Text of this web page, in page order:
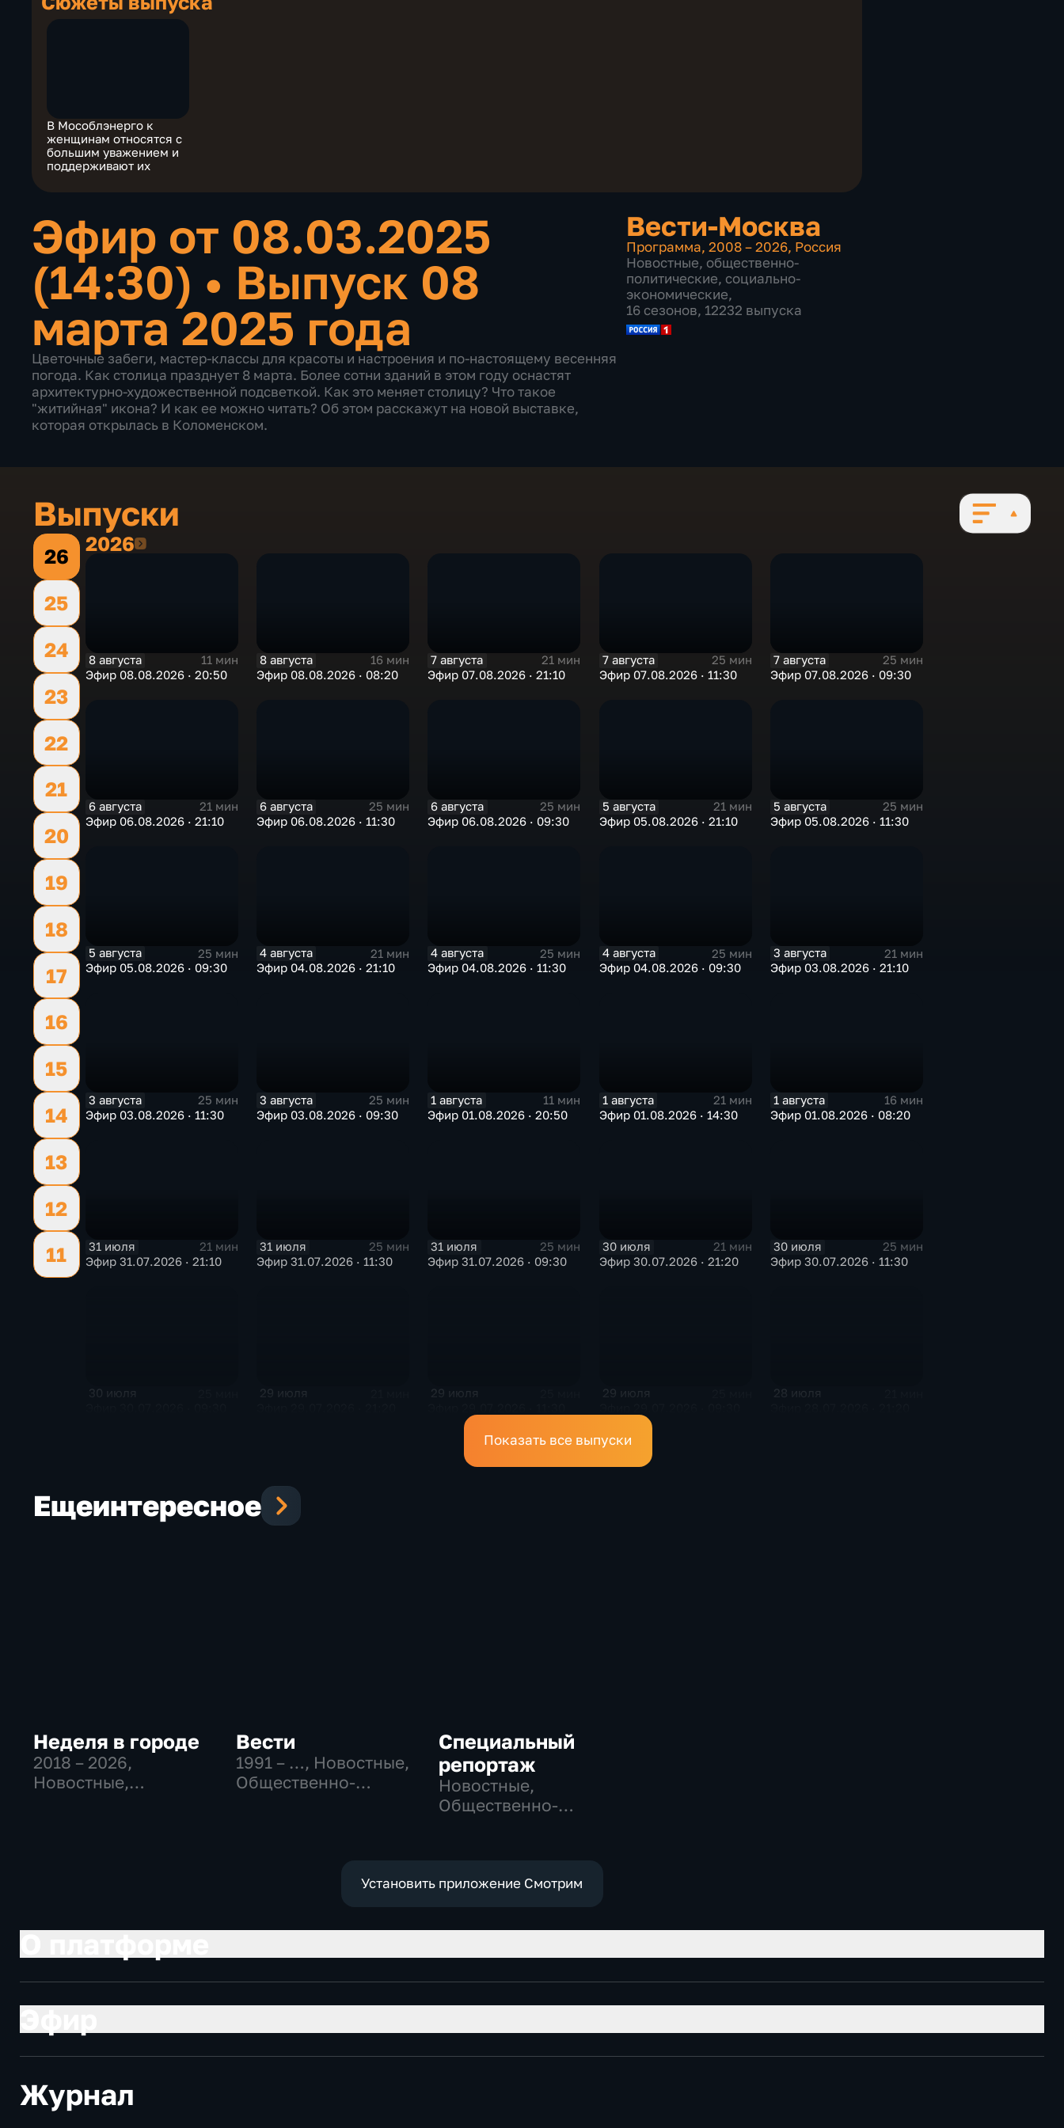
В Мособлэнерго к
женщинам относятся с
большим уважением и
поддерживают их
Эфир от 08.03.2025
(14:30) • Выпуск 08
марта 2025 года
Цветочные забеги, мастер-классы для красоты и настроения и по-настоящему весенняя
погода. Как столица празднует 8 марта. Более сотни зданий в этом году оснастят
архитектурно-художественной подсветкой. Как это меняет столицу? Что такое
"житийная" икона? И как ее можно читать? Об этом расскажут на новой выставке,
которая открылась в Коломенском.
Вести-Москва
Программа, 2008 – 2026, Россия
Новостные, общественно-
политические, социально-
экономические,
16 сезонов, 12232 выпуска
Выпуски
26
25
24
23
22
21
20
19
18
17
16
15
14
13
12
11
20262026
8 августа
11 мин
Эфир 08.08.2026 · 20:50
8 августа
16 мин
Эфир 08.08.2026 · 08:20
7 августа
21 мин
Эфир 07.08.2026 · 21:10
7 августа
25 мин
Эфир 07.08.2026 · 11:30
7 августа
25 мин
Эфир 07.08.2026 · 09:30
6 августа
21 мин
Эфир 06.08.2026 · 21:10
6 августа
25 мин
Эфир 06.08.2026 · 11:30
6 августа
25 мин
Эфир 06.08.2026 · 09:30
5 августа
21 мин
Эфир 05.08.2026 · 21:10
5 августа
25 мин
Эфир 05.08.2026 · 11:30
5 августа
25 мин
Эфир 05.08.2026 · 09:30
4 августа
21 мин
Эфир 04.08.2026 · 21:10
4 августа
25 мин
Эфир 04.08.2026 · 11:30
4 августа
25 мин
Эфир 04.08.2026 · 09:30
3 августа
21 мин
Эфир 03.08.2026 · 21:10
3 августа
25 мин
Эфир 03.08.2026 · 11:30
3 августа
25 мин
Эфир 03.08.2026 · 09:30
1 августа
11 мин
Эфир 01.08.2026 · 20:50
1 августа
21 мин
Эфир 01.08.2026 · 14:30
1 августа
16 мин
Эфир 01.08.2026 · 08:20
31 июля
21 мин
Эфир 31.07.2026 · 21:10
31 июля
25 мин
Эфир 31.07.2026 · 11:30
31 июля
25 мин
Эфир 31.07.2026 · 09:30
30 июля
21 мин
Эфир 30.07.2026 · 21:20
30 июля
25 мин
Эфир 30.07.2026 · 11:30
30 июля 29 июля 29 июля 29 июля 28 июля
Показать все выпуски
Ещеинтересное
Неделя в городе
2018 – 2026,
Новостные,
Вести
1991 – …, Новостные,
Общественно-
Специальный
репортаж
Новостные,
Общественно-
Установить приложение Смотрим
Журнал